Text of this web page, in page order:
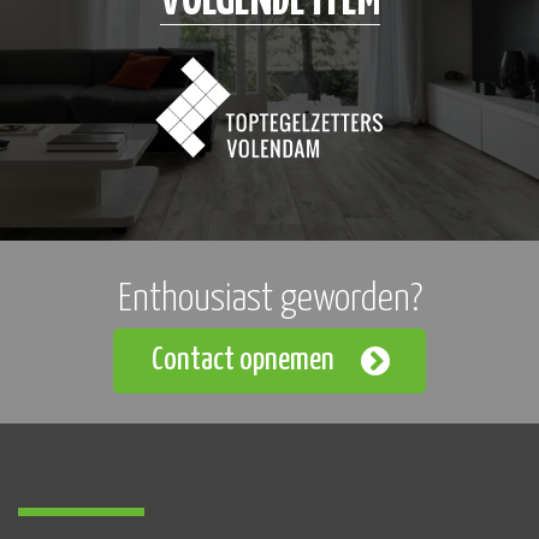
Enthousiast geworden?
Contact opnemen